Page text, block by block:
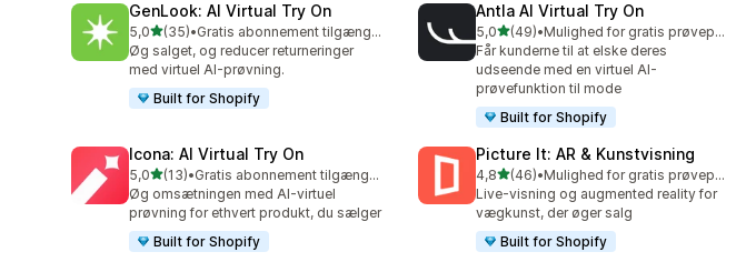
GenLook: AI Virtual Try On
5,0ud af 5 stjerner
(35)
35 anmeldelser i alt
•
Gratis abonnement tilgængeligt
Øg salget, og reducer returneringer
med virtuel AI-prøvning.
Built for Shopify
Antla AI Virtual Try On
5,0ud af 5 stjerner
(49)
49 anmeldelser i alt
•
Mulighed for gratis prøveperiode
Får kunderne til at elske deres
udseende med en virtuel AI-
prøvefunktion til mode
Built for Shopify
Icona: AI Virtual Try On
5,0ud af 5 stjerner
(13)
13 anmeldelser i alt
•
Gratis abonnement tilgængeligt
Øg omsætningen med AI-virtuel
prøvning for ethvert produkt, du sælger
Built for Shopify
Picture It: AR & Kunstvisning
4,8ud af 5 stjerner
(46)
46 anmeldelser i alt
•
Mulighed for gratis prøveperiode
Live-visning og augmented reality for
vægkunst, der øger salg
Built for Shopify